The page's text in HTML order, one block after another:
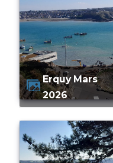
Erquy Mars
2026